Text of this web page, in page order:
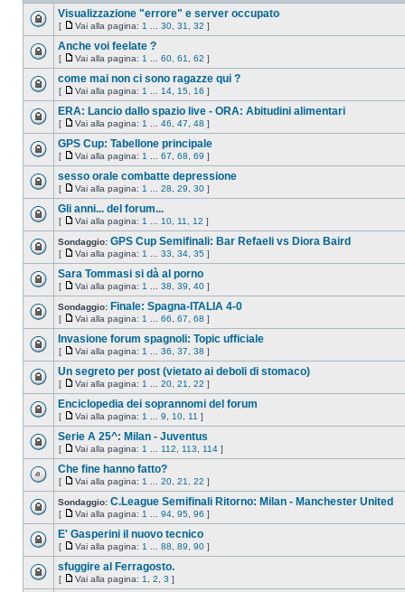
Visualizzazione "errore" e server occupato
[ Vai alla pagina: 1 30 31 32 ]
Anche voi feelate ?
[ Vai alla pagina: 1 60 61 62 ]
come mai non ci sono ragazze qui ?
[ Vai alla pagina: 1 14 15 16 ]
ERA: Lancio dallo spazio live - ORA: Abitudini alimentari
[ Vai alla pagina: 1 46 47 48 ]
GPS Cup: Tabellone principale
[ Vai alla pagina: 1 67 68 69 ]
sesso orale combatte depressione
[ Vai alla pagina: 1 28 29 30 ]
Gli anni... del forum...
[ Vai alla pagina: 1 10 11 12 ]
Sondaggio: GPS Cup Semifinali: Bar Refaeli vs Diora Baird
[ Vai alla pagina: 1 33 34 35 ]
Sara Tommasi si dà al porno
[ Vai alla pagina: 1 38 39 40 ]
Sondaggio: Finale: Spagna-ITALIA 4-0
[ Vai alla pagina: 1 66 67 68 ]
Invasione forum spagnoli: Topic ufficiale
[ Vai alla pagina: 1 36 37 38 ]
Un segreto per post (vietato ai deboli di stomaco)
[ Vai alla pagina: 1 20 21 22 ]
Enciclopedia dei soprannomi del forum
[ Vai alla pagina: 1 9 10 11 ]
Serie A 25^: Milan - Juventus
[ Vai alla pagina: 1 112 113 114 ]
Che fine hanno fatto?
[ Vai alla pagina: 1 20 21 22 ]
Sondaggio: C.League Semifinali Ritorno: Milan - Manchester United
[ Vai alla pagina: 1 94 95 96 ]
E' Gasperini il nuovo tecnico
[ Vai alla pagina: 1 88 89 90 ]
sfuggire al Ferragosto.
[ Vai alla pagina: 1 2 3 ]